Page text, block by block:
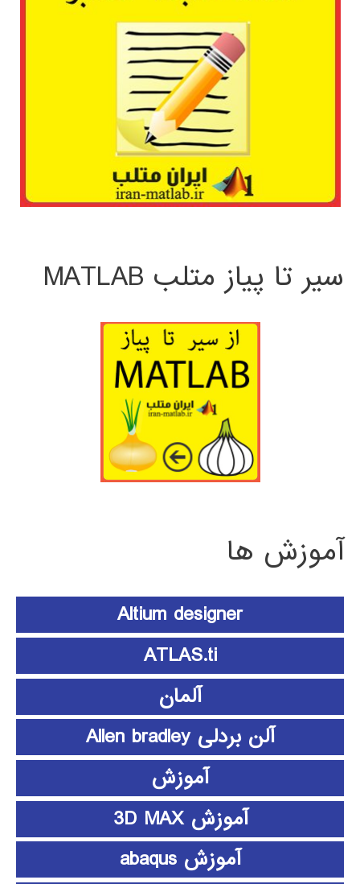
سیر تا پیاز متلب MATLAB
آموزش ها
Altium designer
ATLAS.ti
آلمان
آلن بردلی Allen bradley
آموزش
آموزش 3D MAX
آموزش abaqus